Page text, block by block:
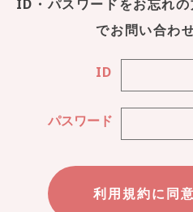
ID・パスワードをお忘れ
でお問い合わ
ID
パスワード